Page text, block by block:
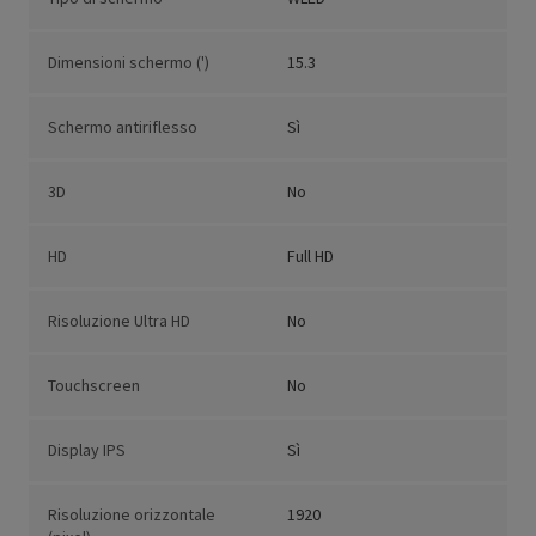
Dimensioni schermo (') 15.3
Schermo antiriflesso Sì
3D No
HD Full HD
Risoluzione Ultra HD No
Touchscreen No
Display IPS Sì
Risoluzione orizzontale
1920